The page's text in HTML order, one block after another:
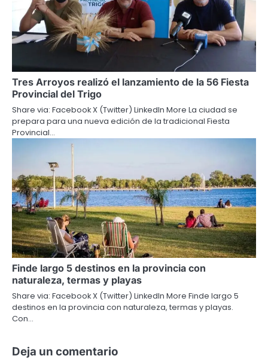
Tres Arroyos realizó el lanzamiento de la 56 Fiesta
Provincial del Trigo
Share via: Facebook X (Twitter) LinkedIn More La ciudad se
prepara para una nueva edición de la tradicional Fiesta
Provincial…
Finde largo 5 destinos en la provincia con
naturaleza, termas y playas
Share via: Facebook X (Twitter) LinkedIn More Finde largo 5
destinos en la provincia con naturaleza, termas y playas.
Con…
Deja un comentario